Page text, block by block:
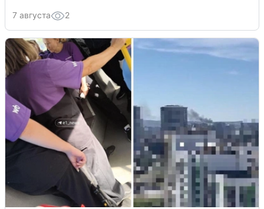
7 августа 2